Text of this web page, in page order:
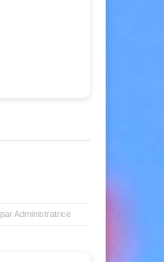
par Administratrice